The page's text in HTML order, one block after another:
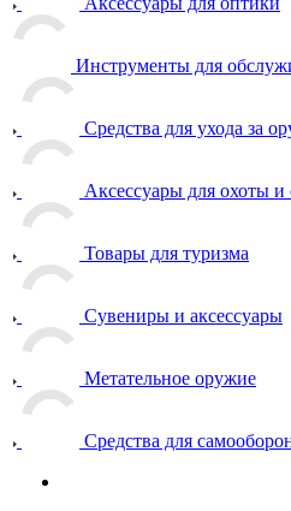
Инструменты для
Средства для ухода за
Аксессуары для охоты и
Товары для туризма
Сувениры и аксессуары
Метательное оружие
Средства для